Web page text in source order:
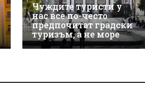
Чуждите туристи у
нас все по-често
предпочитат градски
туризъм, а не море